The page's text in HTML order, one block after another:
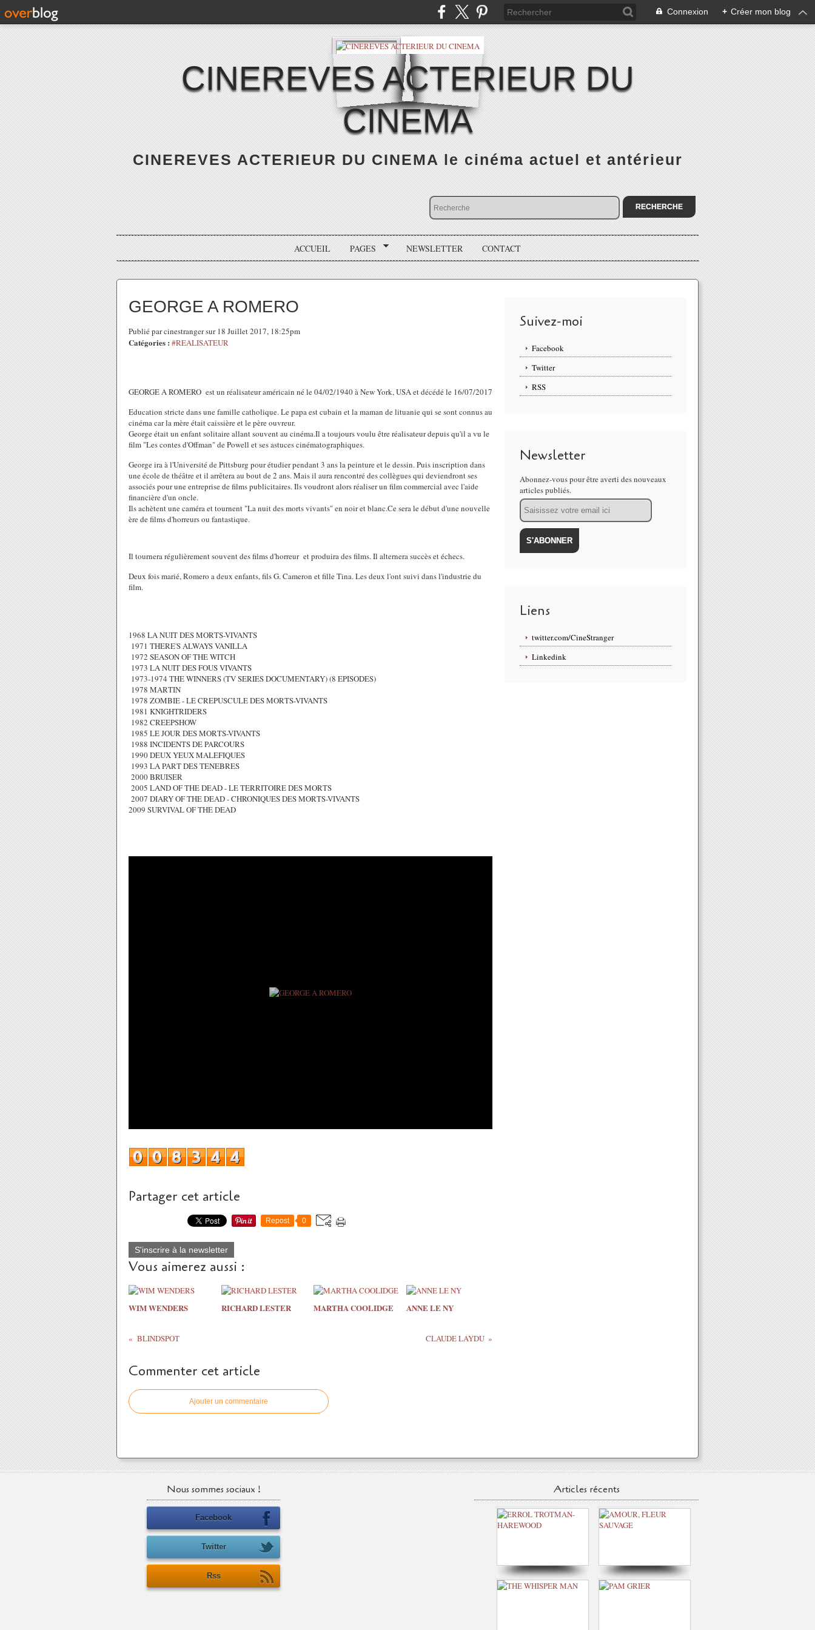
Connexion + Créer mon blog
CINEREVES ACTERIEUR DU
CINEMA
CINEREVES ACTERIEUR DU CINEMA le cinéma actuel et antérieur
ACCUEIL PAGES NEWSLETTER CONTACT
GEORGE A ROMERO
Publié par cinestranger sur 18 Juillet 2017, 18:25pm
Catégories : #REALISATEUR
GEORGE A ROMERO est un réalisateur américain né le 04/02/1940 à New York, USA et décédé le 16/07/2017
Education stricte dans une famille catholique. Le papa est cubain et la maman de lituanie qui se sont connus au
cinéma car la mère était caissière et le père ouvreur.
George était un enfant solitaire allant souvent au cinéma.Il a toujours voulu être réalisateur depuis qu'il a vu le
film "Les contes d'Offman" de Powell et ses astuces cinématographiques.
George ira à l'Université de Pittsburg pour étudier pendant 3 ans la peinture et le dessin. Puis inscription dans
une école de théâtre et il arrêtera au bout de 2 ans. Mais il aura rencontré des collègues qui deviendront ses
associés pour une entreprise de films publicitaires. Ils voudront alors réaliser un film commercial avec l'aide
financière d'un oncle.
Ils achètent une caméra et tournent "La nuit des morts vivants" en noir et blanc.Ce sera le début d'une nouvelle
ère de films d'horreurs ou fantastique.
Il tournera régulièrement souvent des films d'horreur et produira des films. Il alternera succès et échecs.
Deux fois marié, Romero a deux enfants, fils G. Cameron et fille Tina.Les deux l'ont suivi dans l'industrie du
film.
1968 LA NUIT DES MORTS-VIVANTS
1971 THERE'S ALWAYS VANILLA
1972 SEASON OF THE WITCH
1973 LA NUIT DES FOUS VIVANTS
1973-1974 THE WINNERS (TV SERIES DOCUMENTARY) (8 EPISODES)
1978 MARTIN
1978 ZOMBIE - LE CREPUSCULE DES MORTS-VIVANTS
1981 KNIGHTRIDERS
1982 CREEPSHOW
1985 LE JOUR DES MORTS-VIVANTS
1988 INCIDENTS DE PARCOURS
1990 DEUX YEUX MALEFIQUES
1993 LA PART DES TENEBRES
2000 BRUISER
2005 LAND OF THE DEAD - LE TERRITOIRE DES MORTS
2007 DIARY OF THE DEAD - CHRONIQUES DES MORTS-VIVANTS
2009 SURVIVAL OF THE DEAD
Partager cet article
Repost 0
S'inscrire à la newsletter
Vous aimerez aussi :
WIM WENDERS RICHARD LESTER MARTHA COOLIDGE ANNE LE NY
BLINDSPOT CLAUDE LAYDU
Commenter cet article
Ajouter un commentaire
Suivez-moi
Facebook
Twitter
RSS
Newsletter
Abonnez-vous pour être averti des nouveaux
articles publiés.
Email
Liens
twitter.com/CineStranger
Linkedink
Nous sommes sociaux !
Facebook
Twitter
Rss
Articles récents